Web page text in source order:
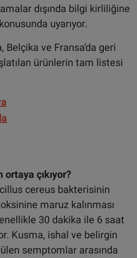
dışında bilgi kirliliğine
uyarıyor.
Belçika ve Fransa'da geri
ürünlerin tam listesi
çıkıyor?
cereus bakterisinin
maruz kalınması
30 dakika ile 6 saat
Kusma, ishal ve belirgin
semptomlar arasında